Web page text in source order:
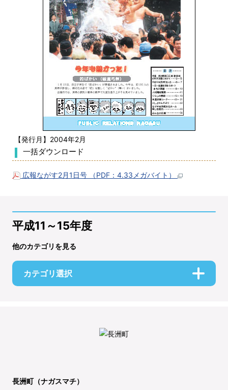
【発行月】2004年2月
一括ダウンロード
広報ながす2月1日号 （PDF：4.33メガバイト）
平成11～15年度
他のカテゴリを見る
カテゴリ選択
長洲町（ナガスマチ）